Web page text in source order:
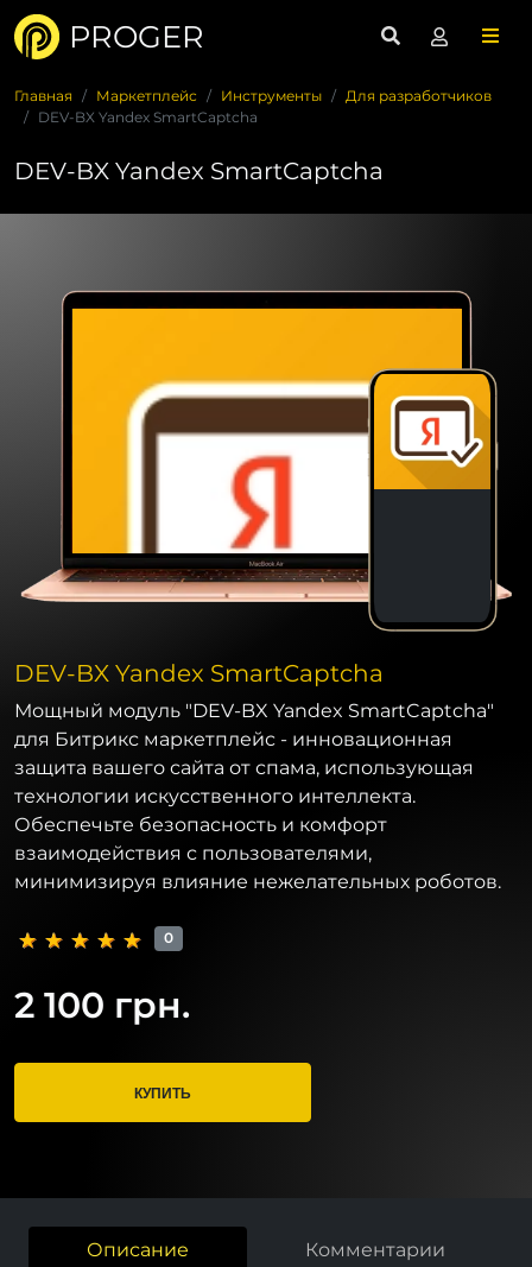
PROGER
Главная Маркетплейс Инструменты
Для разработчиков
DEV-BX Yandex SmartCaptcha
DEV-BX Yandex SmartCaptcha
DEV-BX Yandex SmartCaptcha
Мощный модуль "DEV-BX Yandex SmartCaptcha"
для Битрикс маркетплейс - инновационная
защита вашего сайта от спама, использующая
технологии искусственного интеллекта.
Обеспечьте безопасность и комфорт
взаимодействия с пользователями,
минимизируя влияние нежелательных роботов.
0
2 100 грн.
КУПИТЬ
Описание Комментарии